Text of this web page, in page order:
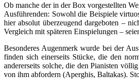
Ob manche der in der Box vorgestellten
Ausführenden: Sowohl die Beispiele
hier absolut überzeugend dargeboten –
Vergleich mit späteren Einspielungen –
Besonderes Augenmerk wurde bei der
finden sich einerseits Stücke, die den
andererseits solche, die den Pianisten
von ihm abfordern (Aperghis, Baltakas).